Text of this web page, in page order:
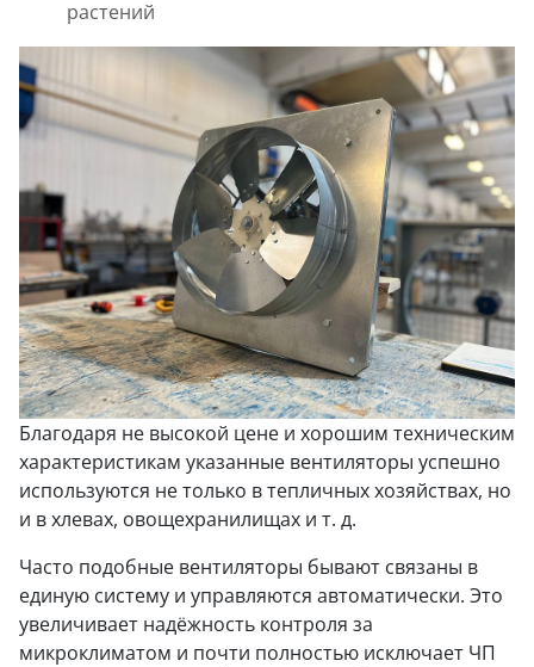
растений
Благодаря не высокой цене и хорошим техническим
характеристикам указанные вентиляторы успешно
используются не только в тепличных хозяйствах, но
и в хлевах, овощехранилищах и т. д.
Часто подобные вентиляторы бывают связаны в
единую систему и управляются автоматически. Это
увеличивает надёжность контроля за
микроклиматом и почти полностью исключает ЧП